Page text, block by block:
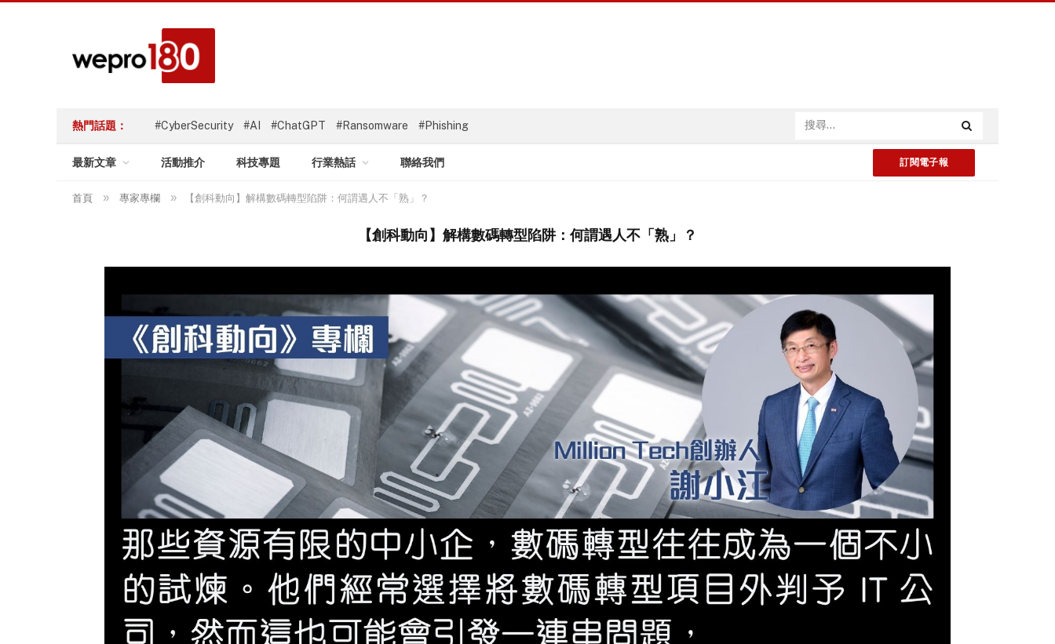
熱門話題： #CyberSecurity #AI #ChatGPT #Ransomware #Phishing
最新文章 活動推介 科技專題 行業熱話 聯絡我們 訂閱電子報
首頁 » 專家專欄 » 【創科動向】解構數碼轉型陷阱：何謂遇人不「熟」？
【創科動向】解構數碼轉型陷阱：何謂遇人不「熟」？